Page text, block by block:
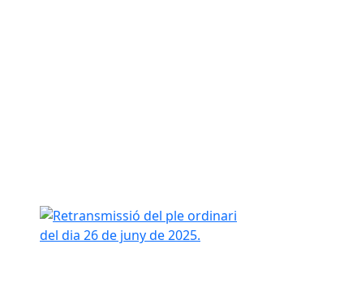
Retransmissió del ple ordinari del dia 26 de juny